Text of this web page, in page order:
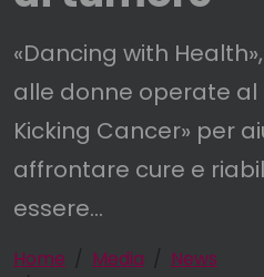
«Dancing with
alle donne operate al
Kicking Cancer» per
affrontare cure e
essere...
Home Media
News